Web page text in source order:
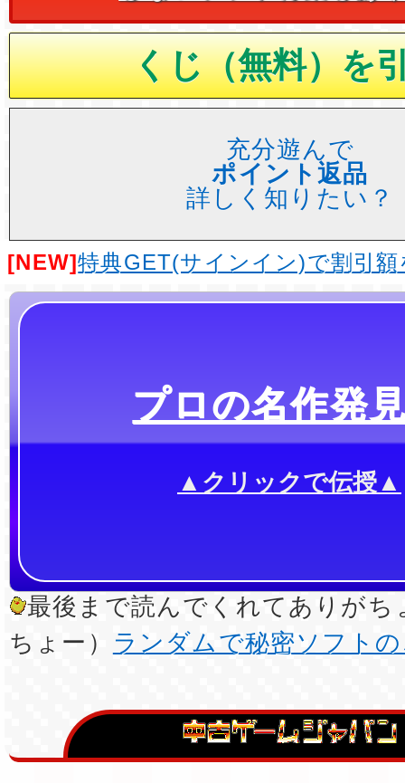
充分遊んで
ポイント返品
詳しく知りたい？
[NEW]特典GET(サインイン)で割引
プロの名作発
▲クリックで伝授▲
最後まで読んでくれてありがち
ちょー）
ランダムで秘密ソフト